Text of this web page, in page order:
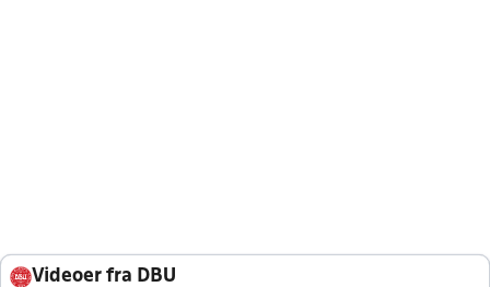
Videoer fra DBU